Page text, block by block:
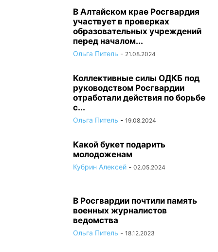
В Алтайском крае Росгвардия
участвует в проверках
образовательных учреждений
перед началом...
Ольга Питель - 21.08.2024
Коллективные силы ОДКБ под
руководством Росгвардии
отработали действия по борьбе
с...
Ольга Питель - 19.08.2024
Какой букет подарить
молодоженам
Кубрин Алексей - 02.05.2024
В Росгвардии почтили память
военных журналистов
ведомства
Ольга Питель - 18.12.2023